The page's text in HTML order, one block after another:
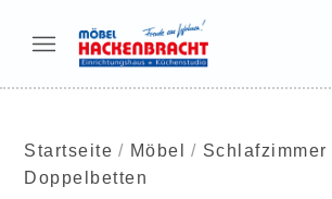
Startseite Möbel Schlafzimmer
Doppelbetten